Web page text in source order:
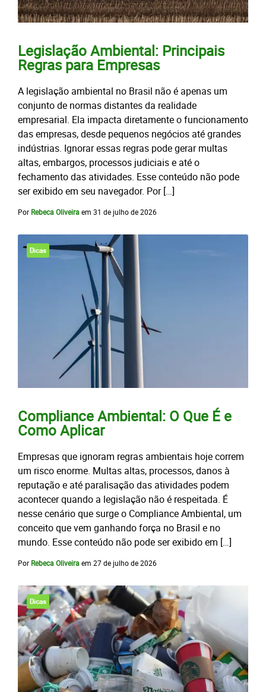
Legislação Ambiental: Principais
Regras para Empresas
A legislação ambiental no Brasil não é apenas um
conjunto de normas distantes da realidade
empresarial. Ela impacta diretamente o funcionamento
das empresas, desde pequenos negócios até grandes
indústrias. Ignorar essas regras pode gerar multas
altas, embargos, processos judiciais e até o
fechamento das atividades. Esse conteúdo não pode
ser exibido em seu navegador. Por […]
Por Rebeca Oliveiraem 31 de julho de 2026
Dicas
Compliance Ambiental: O Que É e
Como Aplicar
Empresas que ignoram regras ambientais hoje correm
um risco enorme. Multas altas, processos, danos à
reputação e até paralisação das atividades podem
acontecer quando a legislação não é respeitada. É
nesse cenário que surge o Compliance Ambiental, um
conceito que vem ganhando força no Brasil e no
mundo. Esse conteúdo não pode ser exibido em […]
Por Rebeca Oliveiraem 27 de julho de 2026
Dicas